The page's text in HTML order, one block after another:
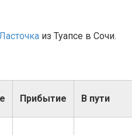
из Туапсе в Сочи.
Прибытие В пути